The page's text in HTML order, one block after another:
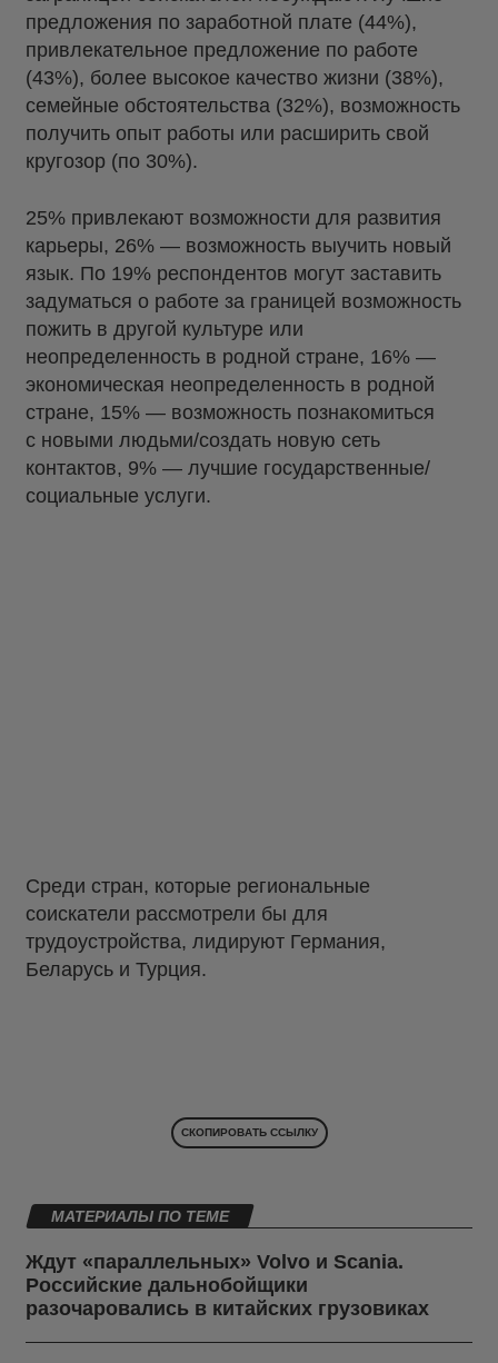
предложения по заработной плате (44%),
привлекательное предложение по работе
(43%), более высокое качество жизни (38%),
семейные обстоятельства (32%), возможность
получить опыт работы или расширить свой
кругозор (по 30%).
25% привлекают возможности для развития
карьеры, 26% — возможность выучить новый
язык. По 19% респондентов могут заставить
задуматься о работе за границей возможность
пожить в другой культуре или
неопределенность в родной стране, 16% —
экономическая неопределенность в родной
стране, 15% — возможность познакомиться
с новыми людьми/создать новую сеть
контактов, 9% — лучшие государственные/
социальные услуги.
Среди стран, которые региональные
соискатели рассмотрели бы для
трудоустройства, лидируют Германия,
Беларусь и Турция.
СКОПИРОВАТЬ ССЫЛКУ
МАТЕРИАЛЫ ПО ТЕМЕ
Ждут «параллельных» Volvo и Scania.
Российские дальнобойщики
разочаровались в китайских грузовиках